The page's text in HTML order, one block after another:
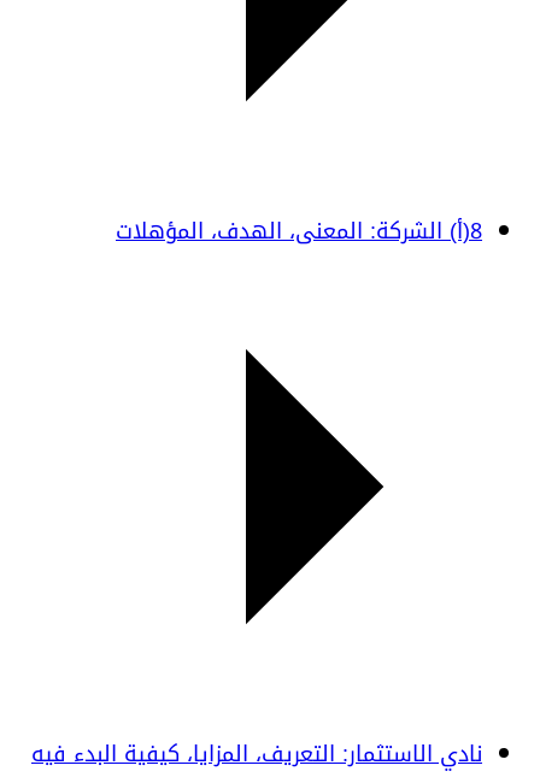
8(أ) الشركة: المعنى، الهدف، المؤهلات
نادي الاستثمار: التعريف، المزايا، كيفية البدء فيه